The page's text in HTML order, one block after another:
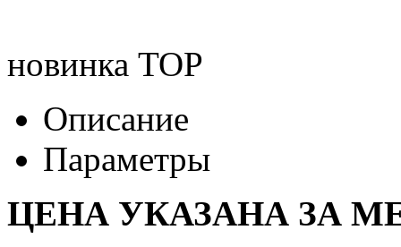
новинка TOP
Описание
Параметры
ЦЕНА УКАЗАНА ЗА